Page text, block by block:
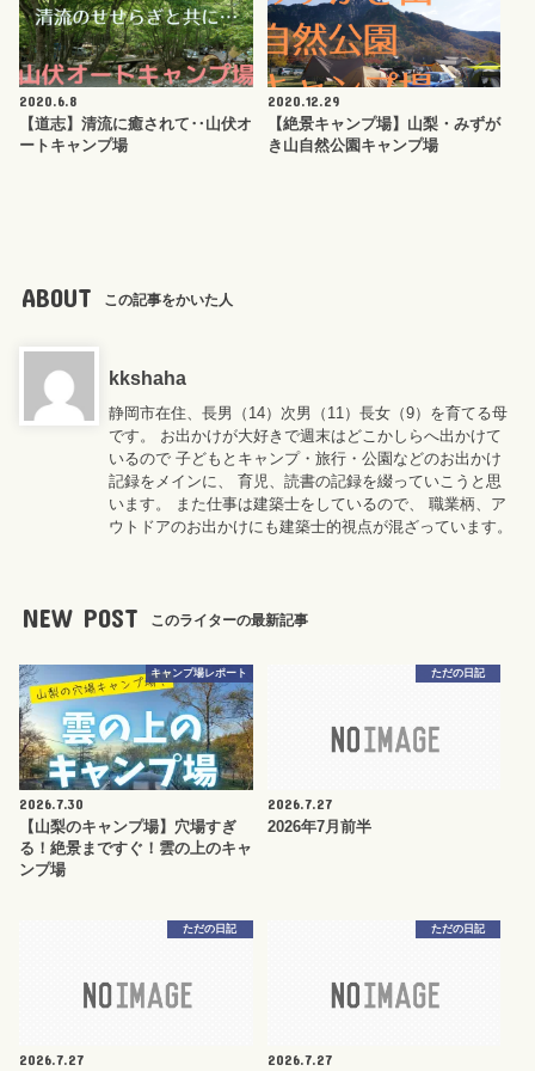
2020.6.8
【道志】清流に癒されて‥山伏オ
ートキャンプ場
2020.12.29
【絶景キャンプ場】山梨・みずが
き山自然公園キャンプ場
ABOUT この記事をかいた人
kkshaha
静岡市在住、長男（14）次男（11）長女（9）を育てる母
です。 お出かけが大好きで週末はどこかしらへ出かけて
いるので 子どもとキャンプ・旅行・公園などのお出かけ
記録をメインに、 育児、読書の記録を綴っていこうと思
います。 また仕事は建築士をしているので、 職業柄、ア
ウトドアのお出かけにも建築士的視点が混ざっています。
NEW POST このライターの最新記事
キャンプ場レポート
2026.7.30
【山梨のキャンプ場】穴場すぎ
る！絶景まですぐ！雲の上のキャ
ンプ場
ただの日記
2026.7.27
2026年7月前半
ただの日記
2026.7.27
ただの日記
2026.7.27